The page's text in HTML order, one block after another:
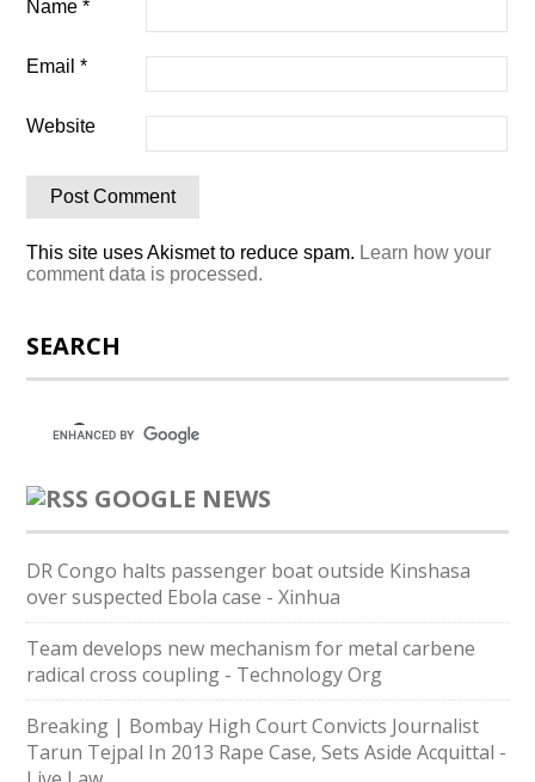
Name*
Email*
Website
This site uses Akismet to reduce spam. Learn how your
comment data is processed.
SEARCH
GOOGLE NEWS
DR Congo halts passenger boat outside Kinshasa
over suspected Ebola case - Xinhua
Team develops new mechanism for metal carbene
radical cross coupling - Technology Org
Breaking | Bombay High Court Convicts Journalist
Tarun Tejpal In 2013 Rape Case, Sets Aside Acquittal -